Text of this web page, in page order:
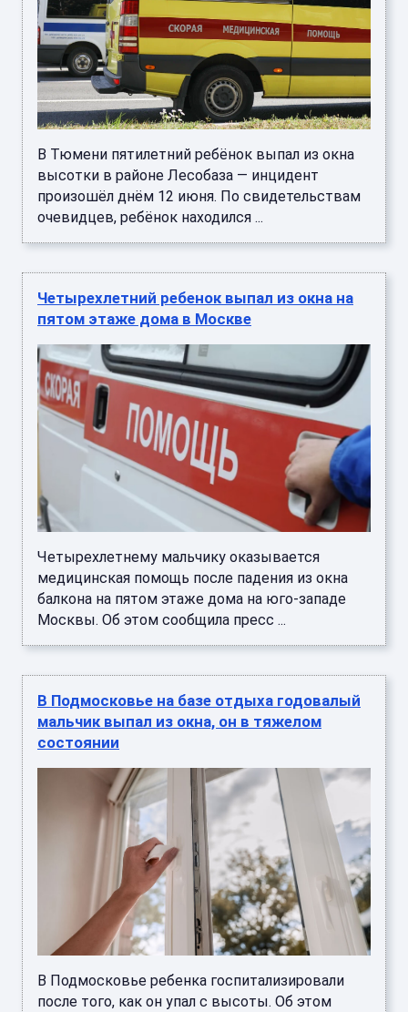
В Тюмени пятилетний ребёнок выпал из окна
высотки в районе Лесобаза — инцидент
произошёл днём 12 июня. По свидетельствам
очевидцев, ребёнок находился ...
Четырехлетний ребенок выпал из окна на
пятом этаже дома в Москве
Четырехлетнему мальчику оказывается
медицинская помощь после падения из окна
балкона на пятом этаже дома на юго-западе
Москвы. Об этом сообщила пресс ...
В Подмосковье на базе отдыха годовалый
мальчик выпал из окна, он в тяжелом
состоянии
В Подмосковье ребенка госпитализировали
после того, как он упал с высоты. Об этом